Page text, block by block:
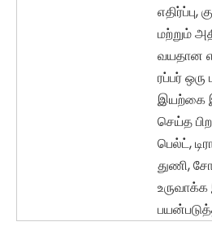
மற்றும்
வயதான
ரப்பர்
இயற்கை
செய்த
பெல்ட்,
துணி,
உருவாக்க